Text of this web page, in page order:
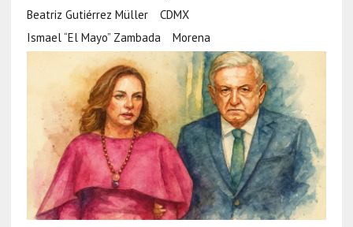
Beatriz Gutiérrez Müller
CDMX
Ismael “El Mayo” Zambada
Morena